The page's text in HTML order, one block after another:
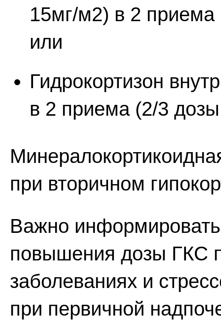
15мг/м2) в 2
или
Гидрокортизон
в 2 приема (2/3
при вторичном
Важно
повышения дозы ГКС
заболеваниях и
при первичной